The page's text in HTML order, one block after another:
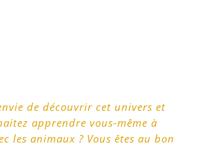
de découvrir cet univers et
apprendre vous-même à
les animaux ? Vous êtes au bon